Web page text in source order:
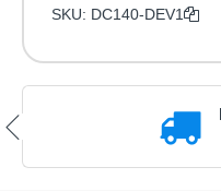
hidraulic,
SKU: DC140-DEV1